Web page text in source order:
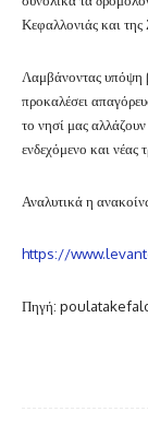
Κεφαλλονιάς και
Λαμβάνοντας υπόψη
προκαλέσει
το νησί μας
ενδεχόμενο και
Αναλυτικά η
https://
Πηγή: